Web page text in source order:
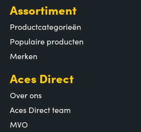
Assortiment
Productcategorieën
Populaire producten
Merken
Aces Direct
Over ons
Aces Direct team
MVO